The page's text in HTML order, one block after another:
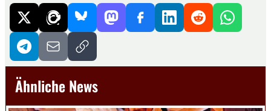
Ähnliche News